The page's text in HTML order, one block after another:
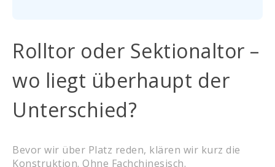
Rolltor oder Sektionaltor –
wo liegt überhaupt der
Unterschied?
Bevor wir über Platz reden, klären wir kurz die
Konstruktion. Ohne Fachchinesisch.